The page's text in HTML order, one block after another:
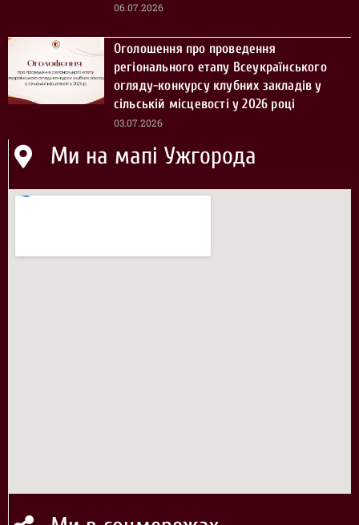
06.07.2026
Оголошення про проведення
регіонального етапу Всеукраїнського
огляду-конкурсу клубних закладів у
сільській місцевості у 2026 році
03.07.2026
Ми на мапі Ужгорода